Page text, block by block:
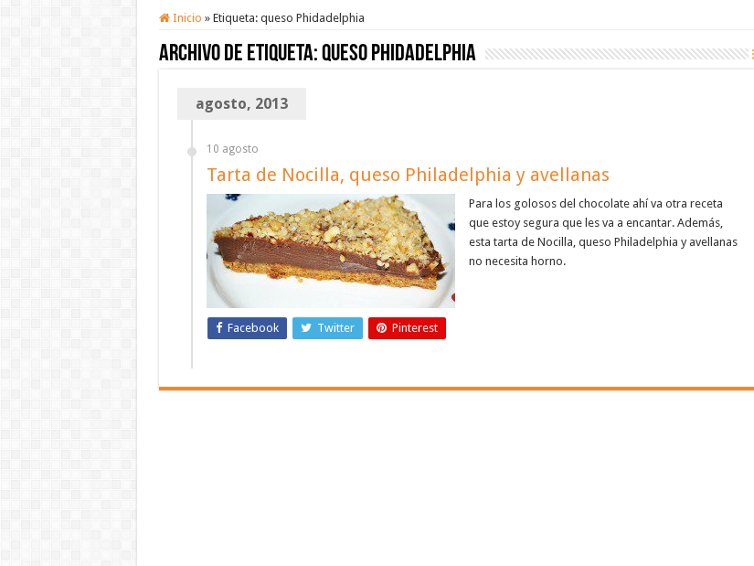
Inicio » Etiqueta: queso Phidadelphia
Archivo de etiqueta:queso Phidadelphia
agosto, 2013
10 agosto
Tarta de Nocilla, queso Philadelphia y avellanas
Para los golosos del chocolate ahí va otra receta
que estoy segura que les va a encantar. Además,
esta tarta de Nocilla, queso Philadelphia y avellanas
no necesita horno.
Facebook Twitter Pinterest